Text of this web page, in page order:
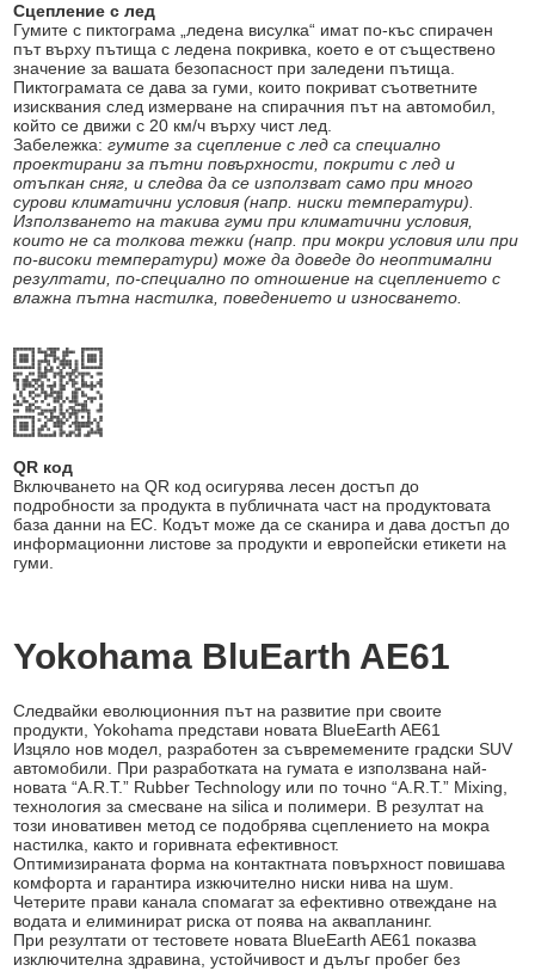
Сцепление с лед
Гумите с пиктограма „ледена висулка“ имат по-къс спирачен
път върху пътища с ледена покривка, което е от съществено
значение за вашата безопасност при заледени пътища.
Пиктограмата се дава за гуми, които покриват съответните
изисквания след измерване на спирачния път на автомобил,
който се движи с 20 км/ч върху чист лед.
Забележка:гумите за сцепление с лед са специално
проектирани за пътни повърхности, покрити с лед и
отъпкан сняг, и следва да се използват само при много
сурови климатични условия (напр. ниски температури).
Използването на такива гуми при климатични условия,
които не са толкова тежки (напр. при мокри условия или при
по-високи температури) може да доведе до неоптимални
резултати, по-специално по отношение на сцеплението с
влажна пътна настилка, поведението и износването.
QR код
Включването на QR код осигурява лесен достъп до
подробности за продукта в публичната част на продуктовата
база данни на ЕС. Кодът може да се сканира и дава достъп до
информационни листове за продукти и европейски етикети на
гуми.
Yokohama BluEarth AE61
Следвайки еволюционния път на развитие при своите
продукти, Yokohama представи новата BlueEarth AE61
Изцяло нов модел, разработен за съвремемените градски SUV
автомобили. При разработката на гумата е използвана най-
новата “А.R.T.” Rubber Technology или по точно “А.R.T.” Mixing,
технология за смесване на silica и полимери. В резултат на
този иновативен метод се подобрява сцеплението на мокра
настилка, както и горивната ефективност.
Оптимизираната форма на контактната повърхност повишава
комфорта и гарантира изкючително ниски нива на шум.
Четерите прави канала спомагат за ефективно отвеждане на
водата и елиминират риска от поява на аквапланинг.
При резултати от тестовете новата BlueEarth AE61 показва
изключителна здравина, устойчивост и дълъг пробег без